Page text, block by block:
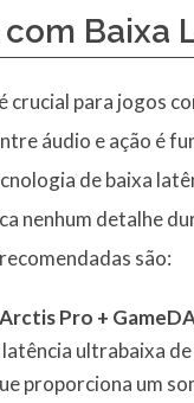
Baixa
é crucial para jogos
áudio e ação é
de baixa
nenhum detalhe
são:
Pro +
ultrabaixa
proporciona um